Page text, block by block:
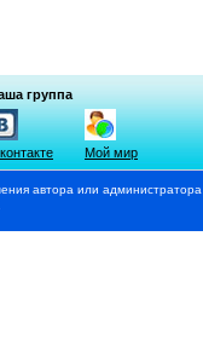
группа
Мой мир
автора или